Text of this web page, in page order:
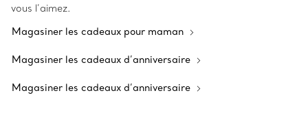
vous l’aimez.
Magasiner les cadeaux pour maman
Magasiner les cadeaux d’anniversaire
Magasiner les cadeaux d’anniversaire